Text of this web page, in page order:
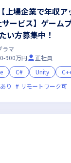
上場企業で年収
ービス】ゲーム
い方募集中！
ラマ
900万円
正社員
C# Unity
り
リモートワーク可